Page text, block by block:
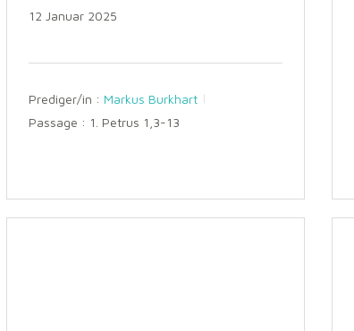
12 Januar 2025
Prediger/in : Markus Burkhart
Passage : 1. Petrus 1,3-13